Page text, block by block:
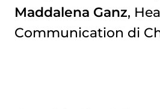
Maddalena Ganz,
Communication di